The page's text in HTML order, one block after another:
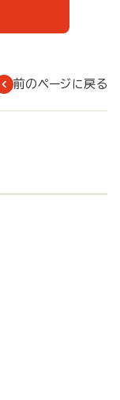
前のページに戻る